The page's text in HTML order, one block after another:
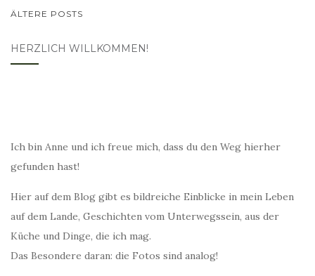
BEITRAGSNAVIGATION
ÄLTERE POSTS
HERZLICH WILLKOMMEN!
Ich bin Anne und ich freue mich, dass du den Weg hierher
gefunden hast!
Hier auf dem Blog gibt es bildreiche Einblicke in mein Leben
auf dem Lande, Geschichten vom Unterwegssein, aus der
Küche und Dinge, die ich mag.
Das Besondere daran: die Fotos sind analog!